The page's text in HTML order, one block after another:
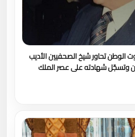
الوطن تحاور شيخ الصحفيين الأديب
وتسجّل شهادته على عصر الملك